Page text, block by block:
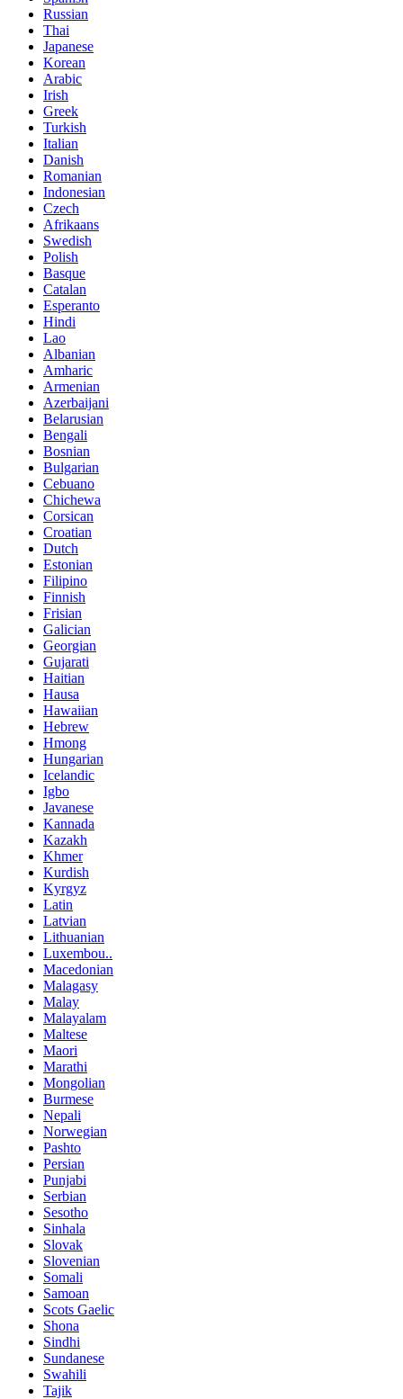
Russian
Thai
Japanese
Korean
Arabic
Irish
Greek
Turkish
Italian
Danish
Romanian
Indonesian
Czech
Afrikaans
Swedish
Polish
Basque
Catalan
Esperanto
Hindi
Lao
Albanian
Amharic
Armenian
Azerbaijani
Belarusian
Bengali
Bosnian
Bulgarian
Cebuano
Chichewa
Corsican
Croatian
Dutch
Estonian
Filipino
Finnish
Frisian
Galician
Georgian
Gujarati
Haitian
Hausa
Hawaiian
Hebrew
Hmong
Hungarian
Icelandic
Igbo
Javanese
Kannada
Kazakh
Khmer
Kurdish
Kyrgyz
Latin
Latvian
Lithuanian
Luxembou..
Macedonian
Malagasy
Malay
Malayalam
Maltese
Maori
Marathi
Mongolian
Burmese
Nepali
Norwegian
Pashto
Persian
Punjabi
Serbian
Sesotho
Sinhala
Slovak
Slovenian
Somali
Samoan
Scots Gaelic
Shona
Sindhi
Sundanese
Swahili
Tajik